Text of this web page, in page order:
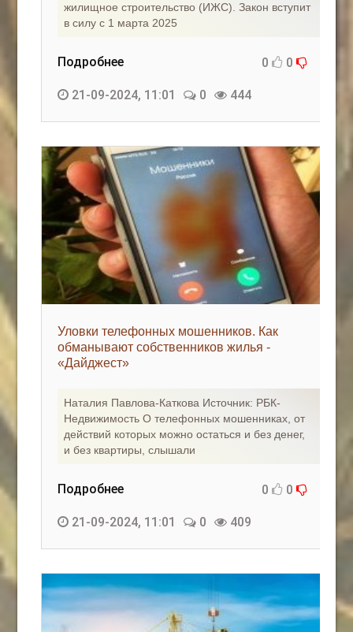
жилищное строительство (ИЖС). Закон вступит
в силу с 1 марта 2025
Подробнее 0 0
21-09-2024, 11:01 0 444
Уловки телефонных мошенников. Как
обманывают собственников жилья -
«Дайджест»
Наталия Павлова-Каткова Источник: РБК-
Недвижимость О телефонных мошенниках, от
действий которых можно остаться и без денег,
и без квартиры, слышали
Подробнее 0 0
21-09-2024, 11:01 0 409